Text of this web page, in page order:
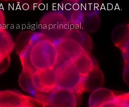
NÃO FOI ENCONTRADA.
a página principal.